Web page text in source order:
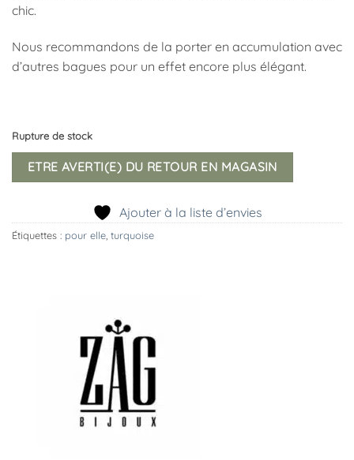
chic.
Nous recommandons de la porter en accumulation avec
d’autres bagues pour un effet encore plus élégant.
Rupture de stock
ETRE AVERTI(E) DU RETOUR EN MAGASIN
Ajouter à la liste d’envies
Étiquettes : pour elle turquoise